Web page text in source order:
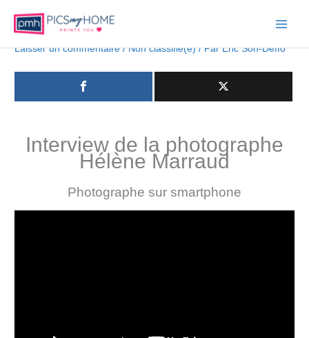
Laisser un commentaire /Non classifié(e)/ ParEric Soh-Deffo
Interview de la photographe
Hélène Marraud
Photographe sur smartphone